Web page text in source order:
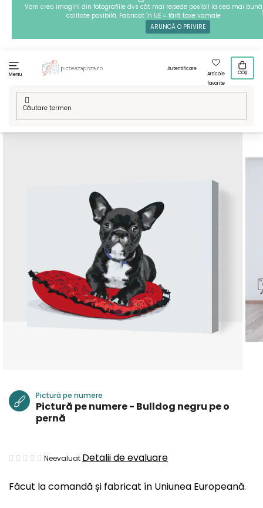
conținut
Vom crea imagini din fotografiile dvs cât mai repede posibil la cea mai bună
calitate posibilă. Fabricat în UE = fără taxe vamale
ARUNCĂ O PRIVIRE
Meniu
Autentificare
Articole
favorite
COȘ
Acasă
/ Tehnici / Pictură pe numere / Pictură pe numere -
Bulldog negru pe o pernă
Făcut la comandă și fabricat în Uniunea Europeană.
Pictură pe numere
Pictură pe numere - Bulldog negru pe o
pernă
Evaluarea
a
Neevaluat Detalii de evaluare